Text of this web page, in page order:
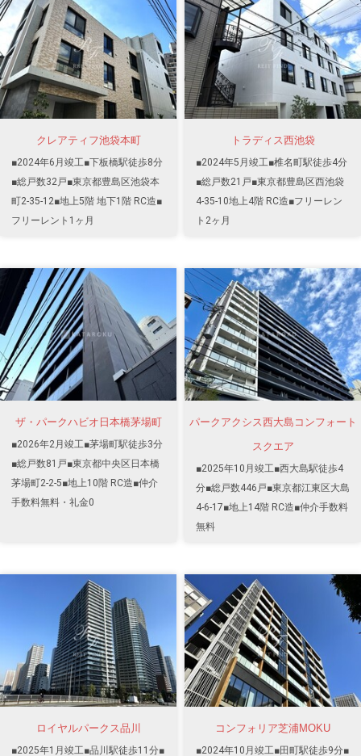
クレアティフ池袋本町
■2024年6月竣工■下板橋駅徒歩8分
■総戸数32戸■東京都豊島区池袋本
町2-35-12■地上5階 地下1階 RC造■
フリーレント1ヶ月
トラディス西池袋
■2024年5月竣工■椎名町駅徒歩4分
■総戸数21戸■東京都豊島区西池袋
4-35-10地上4階 RC造■フリーレン
ト2ヶ月
ザ・パークハビオ日本橋茅場町
■2026年2月竣工■茅場町駅徒歩3分
■総戸数81戸■東京都中央区日本橋
茅場町2-2-5■地上10階 RC造■仲介
手数料無料・礼金0
パークアクシス西大島コンフォート
スクエア
■2025年10月竣工■西大島駅徒歩4
分■総戸数446戸■東京都江東区大島
4-6-17■地上14階 RC造■仲介手数料
無料
ロイヤルパークス品川
■2025年1月竣工■品川駅徒歩11分■
コンフォリア芝浦MOKU
■2024年10月竣工■田町駅徒歩9分■